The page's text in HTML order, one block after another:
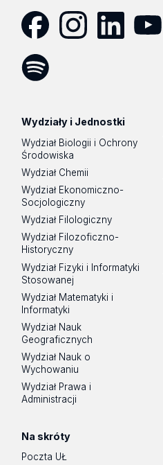
Wydziały i Jednostki
Wydział Biologii i Ochrony
Środowiska
Wydział Chemii
Wydział Ekonomiczno-
Socjologiczny
Wydział Filologiczny
Wydział Filozoficzno-
Historyczny
Wydział Fizyki i Informatyki
Stosowanej
Wydział Matematyki i
Informatyki
Wydział Nauk
Geograficznych
Wydział Nauk o
Wychowaniu
Wydział Prawa i
Administracji
Na skróty
Poczta UŁ